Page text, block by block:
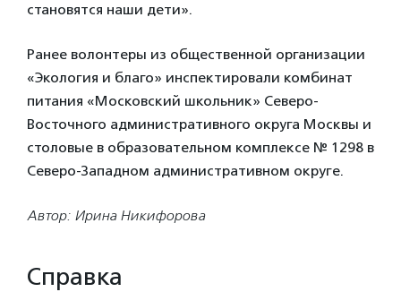
становятся наши дети».
Ранее волонтеры из общественной организации
«Экология и благо» инспектировали комбинат
питания «Московский школьник» Северо-
Восточного административного округа Москвы и
столовые в образовательном комплексе № 1298 в
Северо-Западном административном округе.
Автор: Ирина Никифорова
Справка